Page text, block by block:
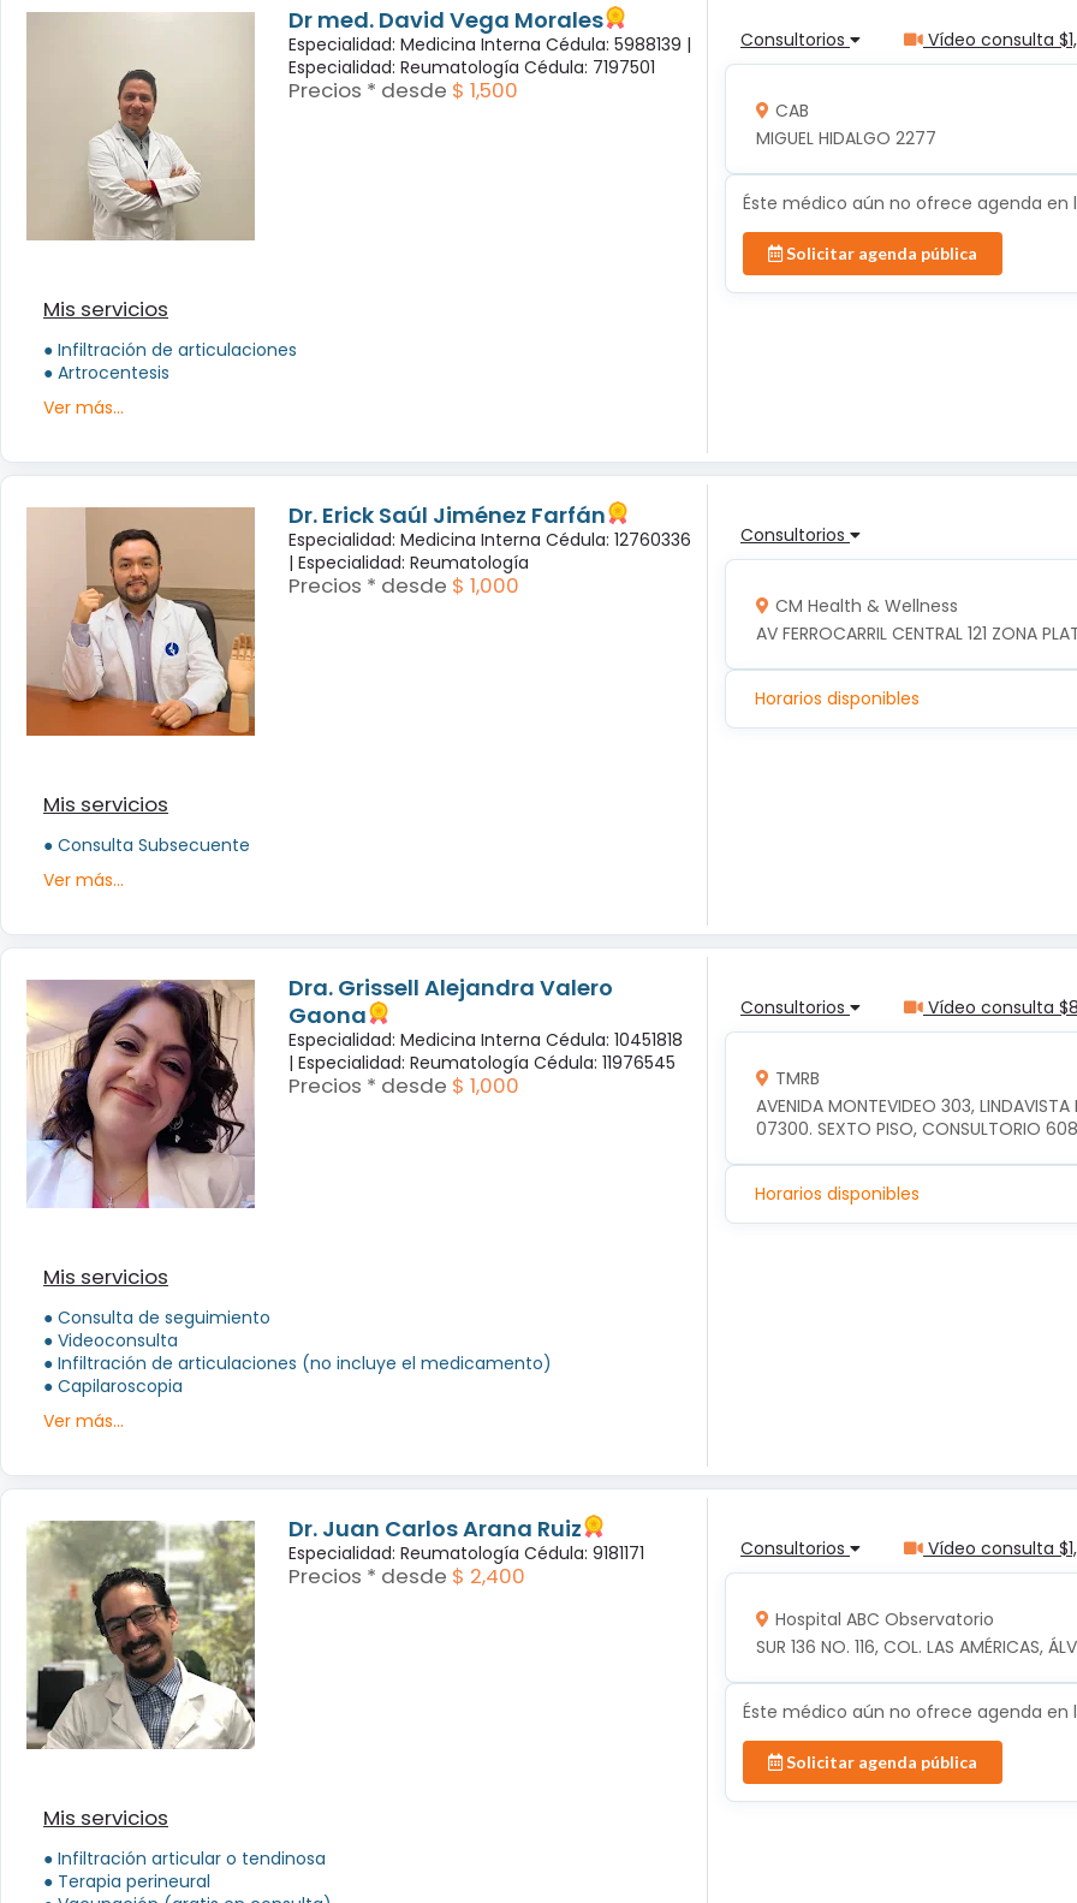
Dr med. David Vega Morales
Especialidad: Medicina Interna Cédula: 5988139 |
Especialidad: Reumatología Cédula: 7197501
Precios * desde $ 1,500
Mis servicios
● Infiltración de articulaciones
● Artrocentesis
Ver más...
Consultorios Vídeo consulta
CAB
MIGUEL HIDALGO 2277
Éste médico aún no ofrece agenda
Solicitar agenda pública
Dr. Erick Saúl Jiménez Farfán
Especialidad: Medicina Interna Cédula: 12760336
| Especialidad: Reumatología
Precios * desde $ 1,000
Mis servicios
● Consulta Subsecuente
Ver más...
Consultorios
CM Health & Wellness
AV FERROCARRIL CENTRAL 121 ZONA
Horarios disponibles
Dra. Grissell Alejandra Valero
Gaona
Especialidad: Medicina Interna Cédula: 10451818
| Especialidad: Reumatología Cédula: 11976545
Precios * desde $ 1,000
Mis servicios
● Consulta de seguimiento
● Videoconsulta
● Infiltración de articulaciones (no incluye el medicamento)
● Capilaroscopia
Ver más...
Consultorios Vídeo consulta
TMRB
AVENIDA MONTEVIDEO 303,
07300. SEXTO PISO, CONSULTORIO 608
Horarios disponibles
Dr. Juan Carlos Arana Ruiz
Especialidad: Reumatología Cédula: 9181171
Precios * desde $ 2,400
Mis servicios
● Infiltración articular o tendinosa
● Terapia perineural
Consultorios Vídeo consulta
Hospital ABC Observatorio
SUR 136 NO. 116, COL. LAS AMÉRICAS,
Éste médico aún no ofrece agenda
Solicitar agenda pública